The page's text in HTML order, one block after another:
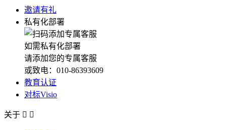
邀请有礼
私有化部署
如需私有化部署
请添加您的专属客服
或致电：010-86393609
教育认证
对标Visio
关于  